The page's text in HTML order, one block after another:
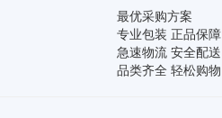
最优采购方案
专业包装 正品保障
急速物流 安全配送
品类齐全 轻松购物